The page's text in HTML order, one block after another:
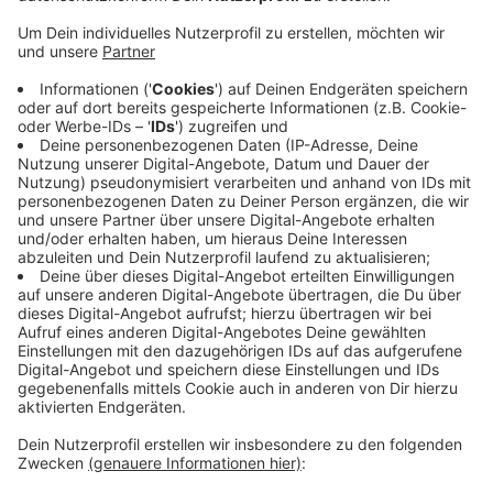
4 Kommunen bei uns unter Top 10
Anzeige
Bei den Kommunen unter 20.000 Einwohnern sind
gleich drei Orte aus dem Kreis Borken unter den Top
Ten: Reken auf Platz 2, Heek und Schöppingen. Bei
den Städten zwischen 5.0000 und 100.000 Einwohnern
hat Bocholt seinen 1.Platz an Nordhorn verloren. In
den vergangenen Jahren hatte Bocholt sechsmal
infolge gewonnen.
Anzeige